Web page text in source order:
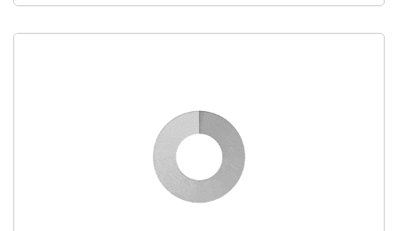
Прошел кубок Нижегородской области